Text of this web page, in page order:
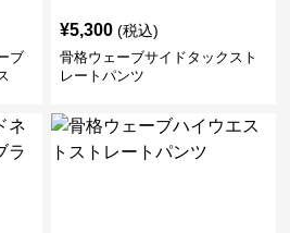
ブ
¥5,300 (税込)
骨格ウェーブサイドタックスト
レートパンツ